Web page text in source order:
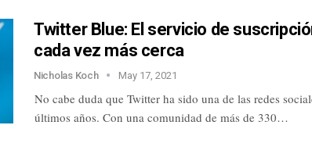
Twitter Blue: El servicio de
cada vez más cerca
Nicholas Koch May 17, 2021
No cabe duda que Twitter ha sido una de las redes
últimos años. Con una comunidad de más de 330…